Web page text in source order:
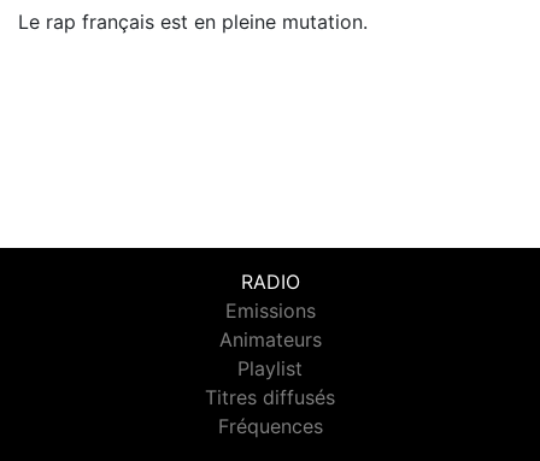
Le rap français est en pleine mutation.
RADIO
Emissions
Animateurs
Playlist
Titres diffusés
Fréquences